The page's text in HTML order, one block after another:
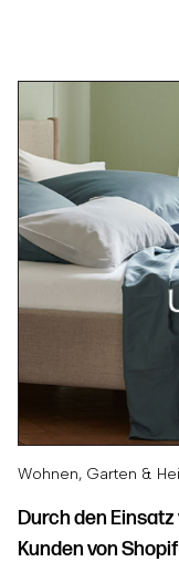
Wohnen, Garten &
Durch den
Kunden von